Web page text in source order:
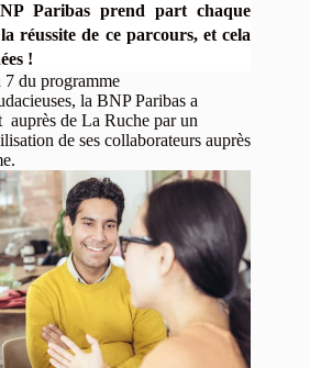
Paribas prend part chaque
réussite de ce parcours, et cela
!
7 du programme
la BNP Paribas a
auprès de La Ruche par un
de ses collaborateurs auprès